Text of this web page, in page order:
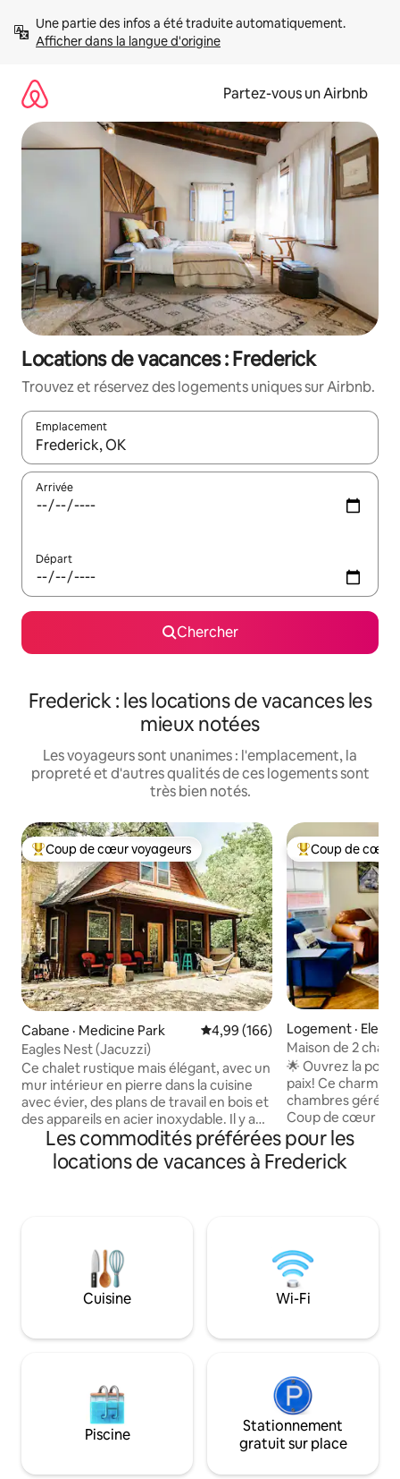
directement
Afficher dans la langue d'origine
Partez-vous un Airbnb
Locations de vacances : Frederick
Trouvez et réservez des logements uniques sur Airbnb.
Emplacement
Quand les résultats sont affichés, parcourez-les en utilisant
Arrivée
Départ
Chercher
Frederick : les locations de vacances les
mieux notées
Les voyageurs sont unanimes : l'emplacement, la
propreté et d'autres qualités de ces logements sont
très bien notés.
Coup de cœur voyageurs parmi les plus aimés
Coup de cœur voyageurs
Cabane · Medicine Park Note moyenne de 4,99 sur 5,
4,99 (166)
Eagles Nest (Jacuzzi)
Ce chalet rustique mais élégant, avec un
mur intérieur en pierre dans la cuisine
avec évier, des plans de travail en bois et
des appareils en acier inoxydable. Il y a
une grande cheminée en bois et en
pierre, des sols en béton teinté, une
baignoire profonde dans la salle de bain
dans un patio couvert privé. Eagles Nest
se trouve dans les contreforts des
montagnes Wichita, ce qui lui donne
cette incroyable « sensation de
loin de chez vous.
Coup de cœur
Coup de cœur
Logement ·
Maison de 2
Oklaunion et
🌟 Ouvrez la
paix! Ce
chambres géré
Coup de cœur
commodité
de bain et d'une
énorme
QuantumRise, et
de la base
Profitez de la
ville, sirotez un
arrière. Votre
Les commodités préférées pour les
locations de vacances à Frederick
Cuisine Wi-Fi
Piscine
Stationnement
gratuit sur place